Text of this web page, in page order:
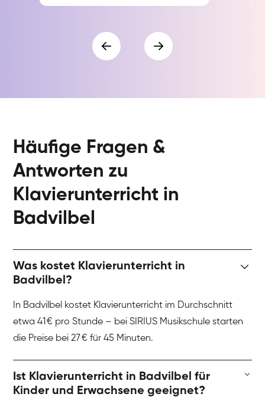
Häufige Fragen &
Antworten zu
Klavierunterricht in
Badvilbel
Was kostet Klavierunterricht in
Badvilbel?
In Badvilbel kostet Klavierunterricht im Durchschnitt
etwa 41 € pro Stunde – bei SIRIUS Musikschule starten
die Preise bei 27 € für 45 Minuten.
Ist Klavierunterricht in Badvilbel für
Kinder und Erwachsene geeignet?